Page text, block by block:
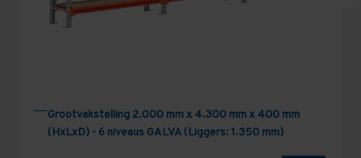
Grootvakstelling 2.000 mm x 4.300 mm x 400 mm
(HxLxD) - 6 niveaus GALVA (Liggers: 1.350 mm)